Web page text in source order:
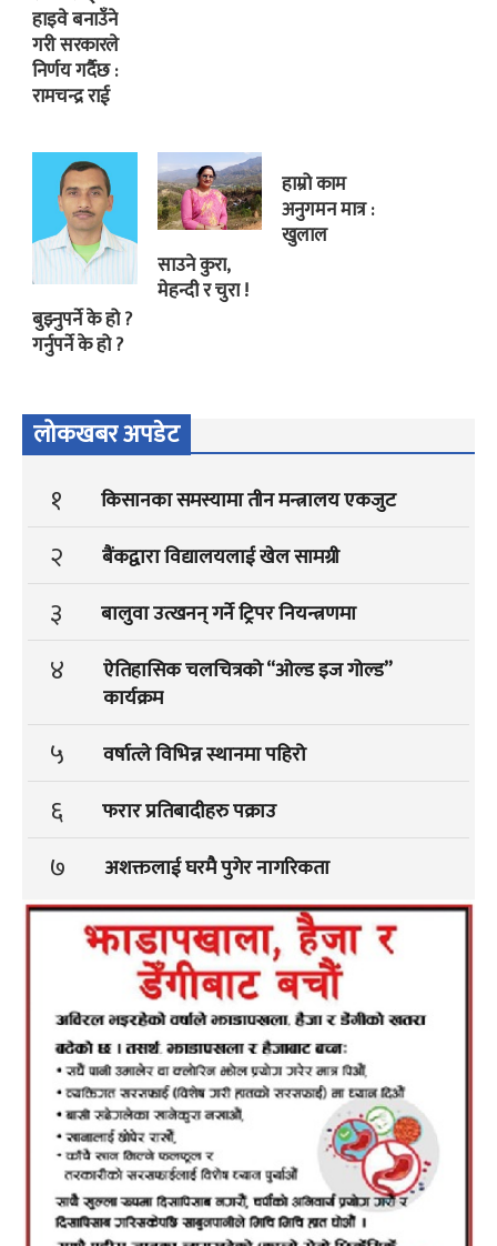
हाइवे बनाउँने
गरी सरकारले
निर्णय गर्दैछ :
रामचन्द्र राई
बुझ्नुपर्ने के हो ?
गर्नुपर्ने के हो ?
साउने कुरा,
मेहन्दी र चुरा !
हाम्रो काम
अनुगमन मात्र :
खुलाल
लोकखबर अपडेट
१ किसानका समस्यामा तीन मन्त्रालय एकजुट
२ बैंकद्वारा विद्यालयलाई खेल सामग्री
३ बालुवा उत्खनन् गर्ने ट्रिपर नियन्त्रणमा
४
ऐतिहासिक चलचित्रको “ओल्ड इज गोल्ड”
कार्यक्रम
५ वर्षात्ले विभिन्न स्थानमा पहिरो
६ फरार प्रतिबादीहरु पक्राउ
७ अशक्तलाई घरमै पुगेर नागरिकता